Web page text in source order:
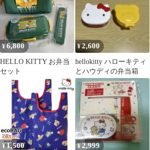
男の子 女の子 キャラク
ター BPAフリー 送料無
料 sf-tcs1am
¥6,800
HELLO KITTY お弁当
セット
¥2,600
hellokitty ハローキティ
とハウディの弁当箱
¥1,500 ¥2,999